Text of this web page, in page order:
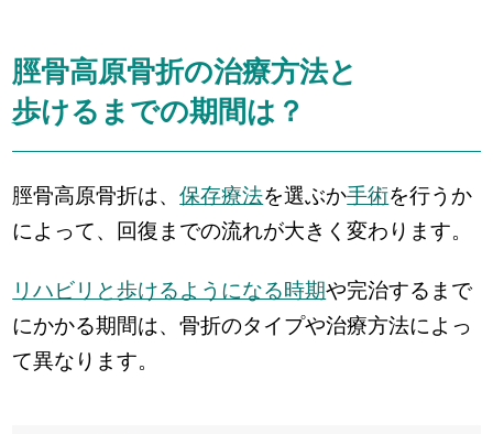
脛骨高原骨折の治療方法と
歩けるまでの期間は？
脛骨高原骨折は、保存療法を選ぶか手術を行うか
によって、回復までの流れが大きく変わります。
リハビリと歩けるようになる時期や完治するまで
にかかる期間は、骨折のタイプや治療方法によっ
て異なります。